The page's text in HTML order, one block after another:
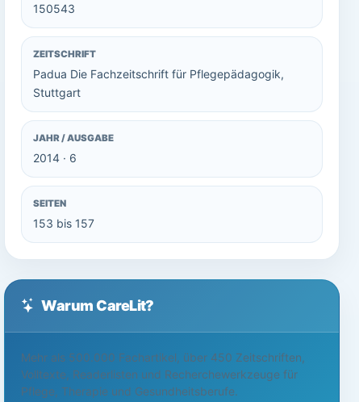
150543
ZEITSCHRIFT
Padua Die Fachzeitschrift für Pflegepädagogik,
Stuttgart
JAHR / AUSGABE
2014 · 6
SEITEN
153 bis 157
Warum CareLit?
Mehr als 500.000 Fachartikel, über 450 Zeitschriften,
Volltexte, Readerlisten und Recherchewerkzeuge für
Pflege, Therapie und Gesundheitsberufe.